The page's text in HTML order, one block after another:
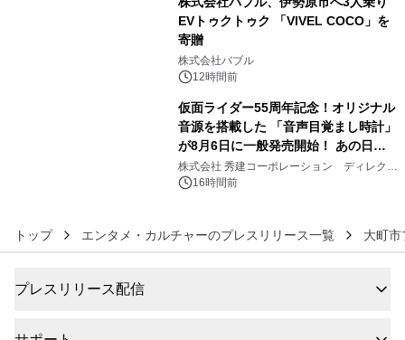
EVトゥクトゥク 「VIVEL COCO」を
寄贈
株式会社バブル
12時間前
仮面ライダー55周年記念！オリジナル
音源を搭載した 「音声目覚まし時計」
が8月6日に一般発売開始！ あの日の
大興奮が今甦る
株式会社 秀建コーポレーション ディレクト
アートギャラリー
16時間前
トップ エンタメ・カルチャーのプレスリリース一覧 大町
プレスリリース配信